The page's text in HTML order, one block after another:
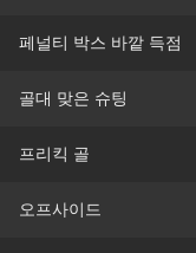
페널티 박스 바깥 득점
골대 맞은 슈팅
프리킥 골
오프사이드